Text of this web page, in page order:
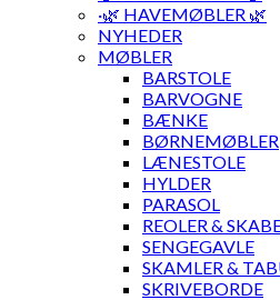
·🌿 HAVEMØBLER 🌿
NYHEDER
MØBLER
BARSTOLE
BARVOGNE
BÆNKE
BØRNEMØBLER
LÆNESTOLE
HYLDER
PARASOL
REOLER &
SENGEGAVLE
SKAMLER &
SKRIVEBORDE